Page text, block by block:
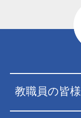
教職員の皆様